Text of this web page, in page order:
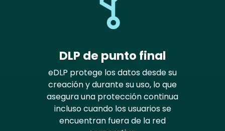
DLP de punto final
eDLP protege los datos desde su
creación y durante su uso, lo que
asegura una protección continua
incluso cuando los usuarios se
encuentran fuera de la red